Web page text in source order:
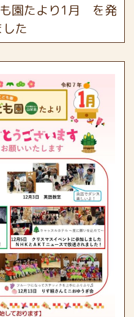
も園たより1月 を発
た